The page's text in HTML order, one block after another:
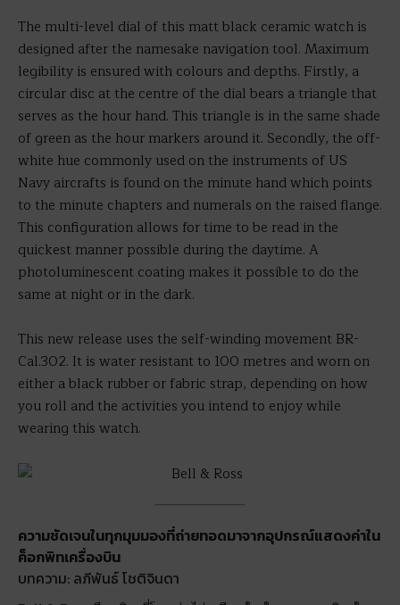
The multi-level dial of this matt black ceramic watch is
designed after the namesake navigation tool. Maximum
legibility is ensured with colours and depths. Firstly, a
circular disc at the centre of the dial bears a triangle that
serves as the hour hand. This triangle is in the same shade
of green as the hour markers around it. Secondly, the off-
white hue commonly used on the instruments of US
Navy aircrafts is found on the minute hand which points
to the minute chapters and numerals on the raised flange.
This configuration allows for time to be read in the
quickest manner possible during the daytime. A
photoluminescent coating makes it possible to do the
same at night or in the dark.
This new release uses the self-winding movement BR-
Cal.302. It is water resistant to 100 metres and worn on
either a black rubber or fabric strap, depending on how
you roll and the activities you intend to enjoy while
wearing this watch.
ความชัดเจนในทุกมุมมองที่ถ่ายทอดมาจากอุปกรณ์แสดงค่าใน
ค็อกพิทเครื่องบิน
บทความ: ลภีพันธ์ โชติจินดา